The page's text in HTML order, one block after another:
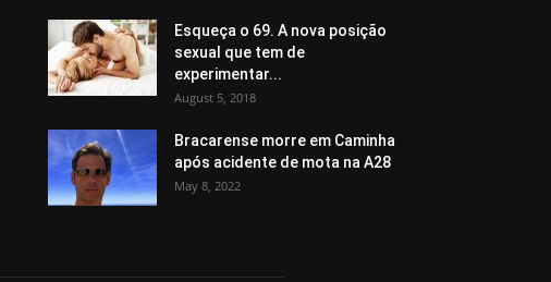
Esqueça o 69. A nova posição
sexual que tem de
experimentar...
August 5, 2018
Bracarense morre em Caminha
após acidente de mota na A28
May 8, 2022